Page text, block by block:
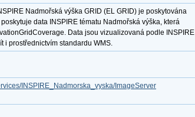
Nadmořská výška GRID (EL GRID) je poskytována
data INSPIRE tématu Nadmořská výška, která
Data jsou vizualizovaná podle INSPIRE
i prostřednictvím standardu WMS.
INSPIRE_Nadmorska_vyska/ImageServer